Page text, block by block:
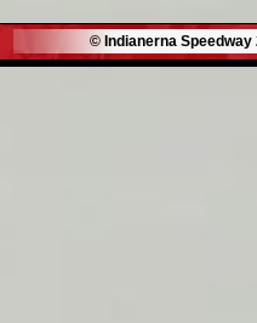
© Indianerna